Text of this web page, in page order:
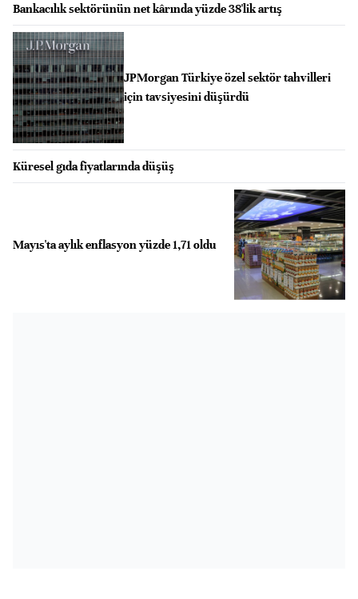
Bankacılık sektörünün net kârında yüzde 38'lik artış
JPMorgan Türkiye özel sektör tahvilleri
için tavsiyesini düşürdü
Küresel gıda fiyatlarında düşüş
Mayıs'ta aylık enflasyon yüzde 1,71 oldu